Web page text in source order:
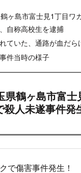
ヶ島市富士見1丁目ワ
自称高校生を逮捕
ていた、通路が血だら
件当時の様子
鶴ヶ島市富士
殺人未遂事件発